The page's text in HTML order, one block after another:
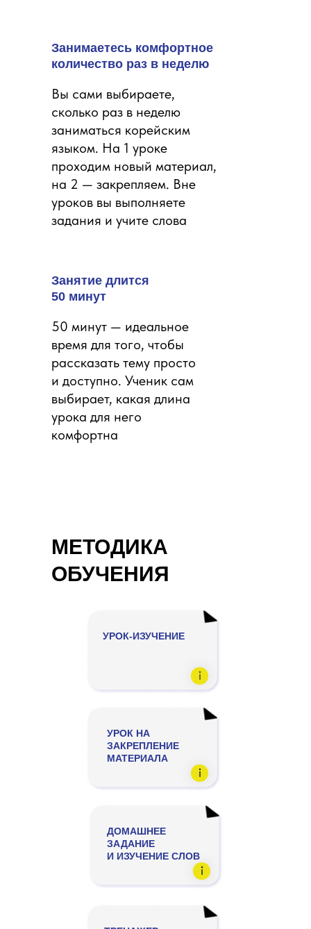
50 минут — идеальное
время для того, чтобы
рассказать тему просто
и доступно. Ученик сам
выбирает, какая длина
урока для него
комфортна
Вы сами выбираете,
сколько раз в неделю
заниматься корейским
языком. На 1 уроке
проходим новый материал,
на 2 — закрепляем. Вне
уроков вы выполняете
задания и учите слова
Занятие длится
50 минут
Занимаетесь комфортное
количество раз в неделю
МЕТОДИКА
ОБУЧЕНИЯ
УРОК-ИЗУЧЕНИЕ
УРОК НА
ЗАКРЕПЛЕНИЕ
МАТЕРИАЛА
ДОМАШНЕЕ
ЗАДАНИЕ
И ИЗУЧЕНИЕ СЛОВ